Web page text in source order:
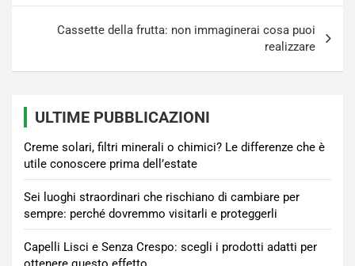
Cassette della frutta: non immaginerai cosa puoi
realizzare
ULTIME PUBBLICAZIONI
Creme solari, filtri minerali o chimici? Le differenze che è
utile conoscere prima dell’estate
Sei luoghi straordinari che rischiano di cambiare per
sempre: perché dovremmo visitarli e proteggerli
Capelli Lisci e Senza Crespo: scegli i prodotti adatti per